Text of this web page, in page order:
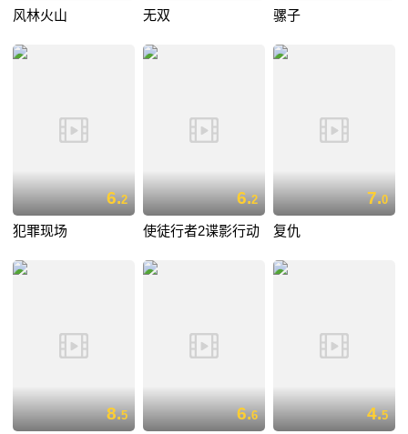
风林火山 无双 骡子
6.2
犯罪现场
6.2
使徒行者2谍影行动
7.0
复仇
8.5 6.6 4.5